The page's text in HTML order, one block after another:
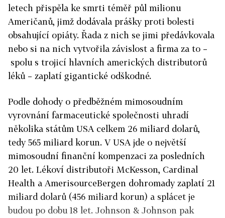
letech přispěla ke smrti téměř půl milionu
Američanů, jimž dodávala prášky proti bolesti
obsahující opiáty. Řada z nich se jimi předávkovala
nebo si na nich vytvořila závislost a firma za to –
spolu s trojicí hlavních amerických distributorů
léků – zaplatí gigantické odškodné.
Podle dohody o předběžném mimosoudním
vyrovnání farmaceutické společnosti uhradí
několika státům USA celkem 26 miliard dolarů,
tedy 565 miliard korun. V USA jde o největší
mimosoudní finanční kompenzaci za posledních
20 let. Lékoví distributoři McKesson, Cardinal
Health a AmerisourceBergen dohromady zaplatí 21
miliard dolarů (456 miliard korun) a splácet je
budou po dobu 18 let. Johnson & Johnson pak